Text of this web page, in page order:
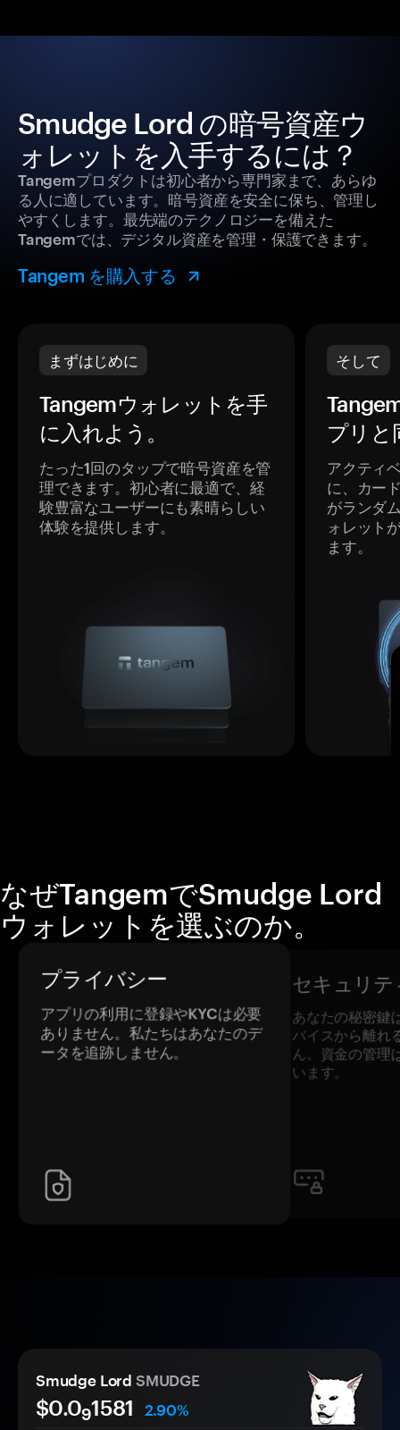
Smudge Lord の暗号資産ウ
ォレットを入手するには？
Tangemプロダクトは初心者から専門家まで、あらゆ
る人に適しています。暗号資産を安全に保ち、管理し
やすくします。最先端のテクノロジーを備えた
Tangemでは、デジタル資産を管理・保護できます。
Tangem を購入する
まずはじめに
Tangemウォレットを手
に入れよう。
たった1回のタップで暗号資産を管
理できます。初心者に最適で、経
験豊富なユーザーにも素晴らしい
体験を提供します。
そして
プリと
アクティ
に、カー
がランダ
ォレット
ます。
なぜTangemでSmudge Lord
ウォレットを選ぶのか。
プライバシー
アプリの利用に登録やKYCは必要
ありません。私たちはあなたのデ
ータを追跡しません。
セキュリテ
あなたの秘密鍵
バイスから離れ
ん。資金の管理
います。
Smudge Lord SMUDGE
$0.091581 2.90%